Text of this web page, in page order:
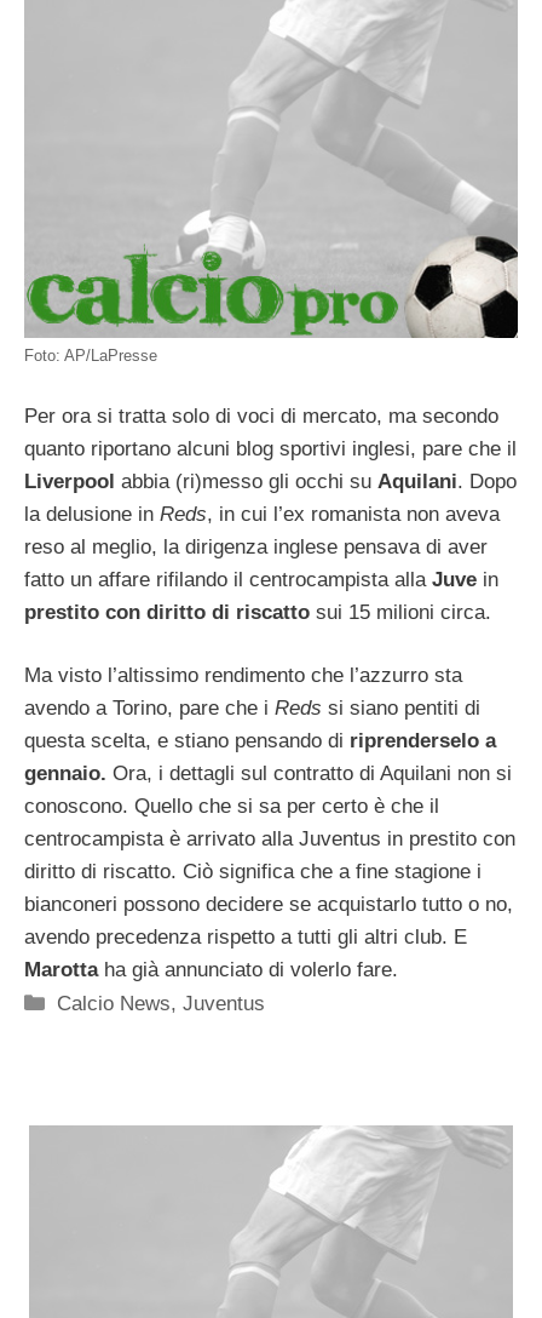
Foto: AP/LaPresse
Per ora si tratta solo di voci di mercato, ma secondo
quanto riportano alcuni blog sportivi inglesi, pare che il
Liverpool abbia (ri)messo gli occhi su Aquilani. Dopo
la delusione in Reds, in cui l’ex romanista non aveva
reso al meglio, la dirigenza inglese pensava di aver
fatto un affare rifilando il centrocampista alla Juve in
prestito con diritto di riscatto sui 15 milioni circa.
Ma visto l’altissimo rendimento che l’azzurro sta
avendo a Torino, pare che i Reds si siano pentiti di
questa scelta, e stiano pensando di riprenderselo a
gennaio. Ora, i dettagli sul contratto di Aquilani non si
conoscono. Quello che si sa per certo è che il
centrocampista è arrivato alla Juventus in prestito con
diritto di riscatto. Ciò significa che a fine stagione i
bianconeri possono decidere se acquistarlo tutto o no,
avendo precedenza rispetto a tutti gli altri club. E
Marotta ha già annunciato di volerlo fare.
Categorie
Calcio News,Juventus